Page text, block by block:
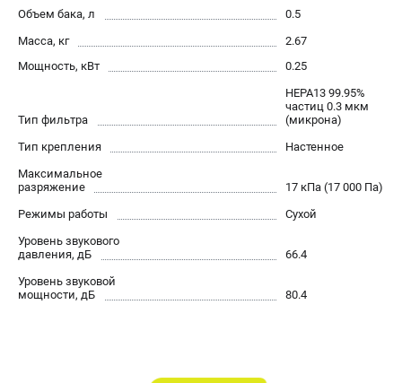
Воздуходувки
Газонокосилки
Культиваторы
Газонокосилки-роботы
Триммеры
Снегоуборщики
ЭЛЕКТРОИНСТРУМЕНТ
Гайковерты
Префораторы
Объем бака, л
0.5
Масса, кг
2.67
Мощность, кВт
0.25
Тип фильтра
HEPA13 99.95%
частиц 0.3 мкм
(микрона)
Тип крепления
Настенное
Максимальное
разряжение
17 кПа (17 000 Па)
Режимы работы
Сухой
Уровень звукового
давления, дБ
66.4
Уровень звуковой
мощности, дБ
80.4